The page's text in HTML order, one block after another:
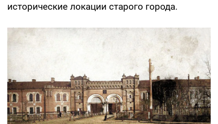
исторические локации старого города.